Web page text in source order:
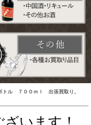
ル ７００ｍｌ 出張買取り。